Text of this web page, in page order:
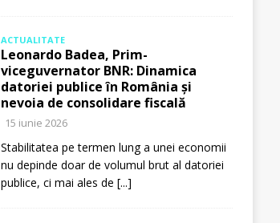
ACTUALITATE
Leonardo Badea, Prim-
viceguvernator BNR: Dinamica
datoriei publice în România și
nevoia de consolidare fiscală
15 iunie 2026
Stabilitatea pe termen lung a unei economii
nu depinde doar de volumul brut al datoriei
publice, ci mai ales de [...]